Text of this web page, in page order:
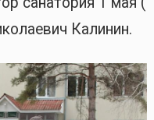
Калинин.